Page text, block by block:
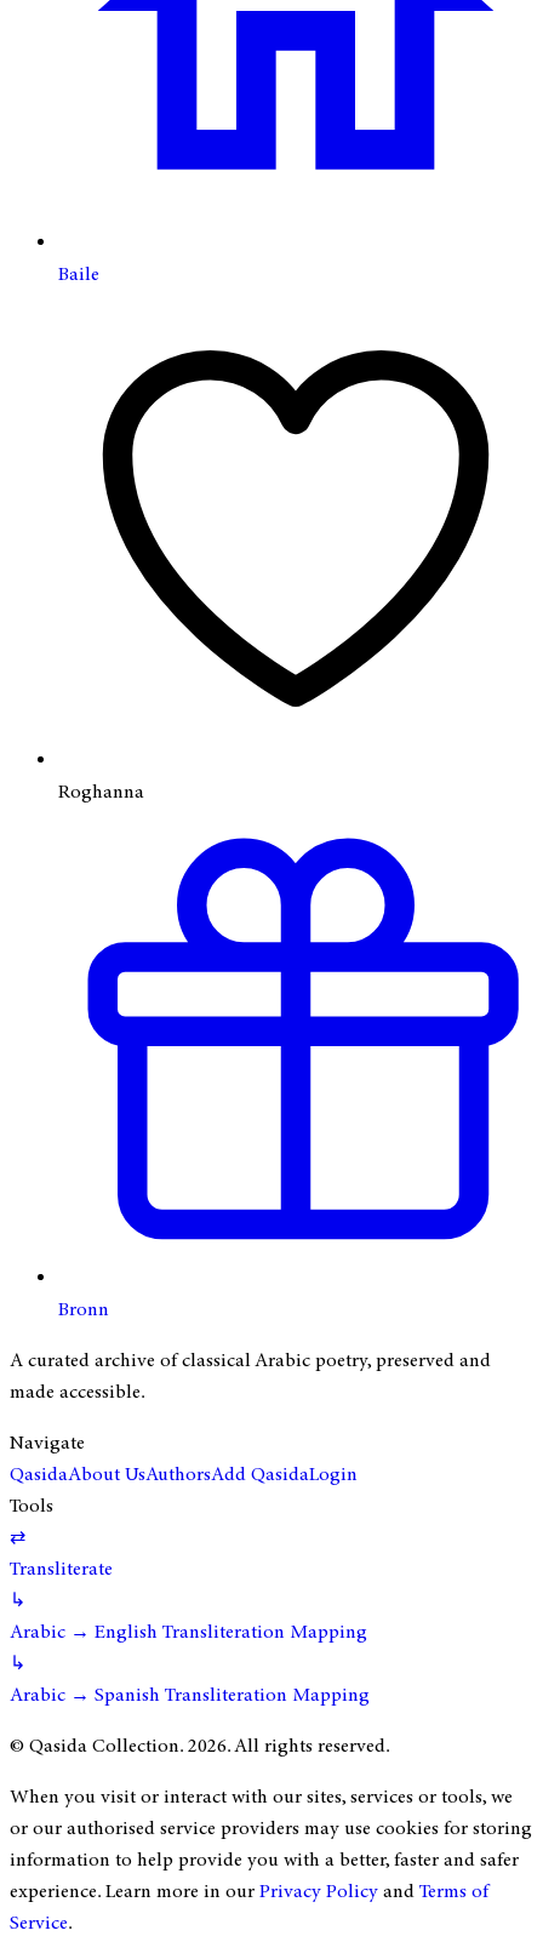
Baile
Roghanna
Bronn
A curated archive of classical Arabic poetry, preserved and
made accessible.
Navigate
QasidaAbout UsAuthorsAdd QasidaLogin
Tools
⇄
Transliterate
↳
Arabic → English Transliteration Mapping
↳
Arabic → Spanish Transliteration Mapping
© Qasida Collection.2026. All rights reserved.
When you visit or interact with our sites, services or tools, we
or our authorised service providers may use cookies for storing
information to help provide you with a better, faster and safer
experience. Learn more in ourPrivacy PolicyandTerms of
Service.